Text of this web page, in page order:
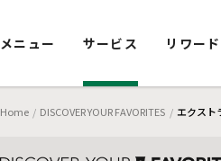
メニュー サービス リワード
Home DISCOVER YOUR FAVORITES エクスト